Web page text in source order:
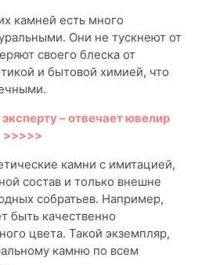
камней есть много
Они не тускнеют от
своего блеска от
и бытовой химией, что
– отвечает ювелир
>>>>>
камни с имитацией,
состав и только внешне
собратьев. Например,
быть качественно
цвета. Такой экземпляр,
камню по всем